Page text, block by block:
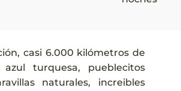
casi 6.000 kilómetros de
turquesa, pueblecitos
naturales, increibles